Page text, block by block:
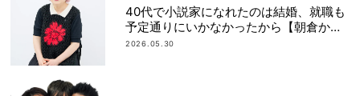
40代で小説家になれたのは結婚、就職も
予定通りにいかなかったから【朝倉かす
みさん】
2026.05.30